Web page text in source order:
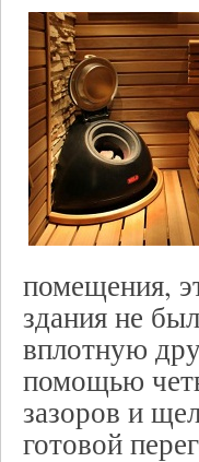
помещения,
здания не
вплотную
помощью
зазоров и
готовой